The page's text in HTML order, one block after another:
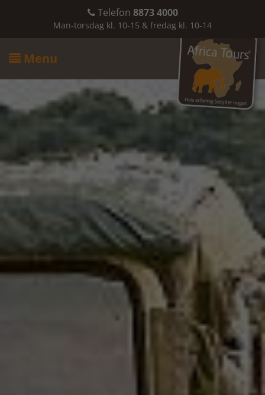
Telefon 8873 4000
Man-torsdag kl. 10-15 & fredag kl. 10-14
 Menu